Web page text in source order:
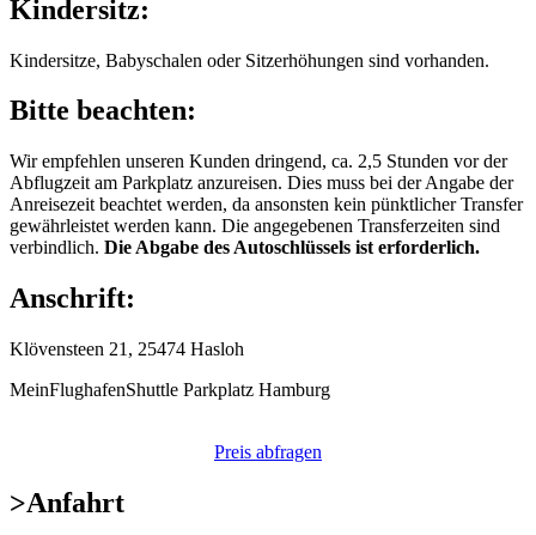
Kindersitz:
Kindersitze, Babyschalen oder Sitzerhöhungen sind vorhanden.
Bitte beachten:
Wir empfehlen unseren Kunden dringend, ca. 2,5 Stunden vor der
Abflugzeit am Parkplatz anzureisen. Dies muss bei der Angabe der
Anreisezeit beachtet werden, da ansonsten kein pünktlicher Transfer
gewährleistet werden kann. Die angegebenen Transferzeiten sind
verbindlich. Die Abgabe des Autoschlüssels ist erforderlich.
Anschrift:
Klövensteen 21, 25474 Hasloh
MeinFlughafenShuttle Parkplatz Hamburg
Preis abfragen
>Anfahrt